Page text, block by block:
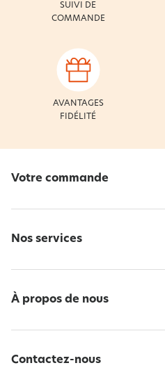
SUIVI DE
COMMANDE
AVANTAGES
FIDÉLITÉ
Votre commande
Nos services
À propos de nous
Contactez-nous